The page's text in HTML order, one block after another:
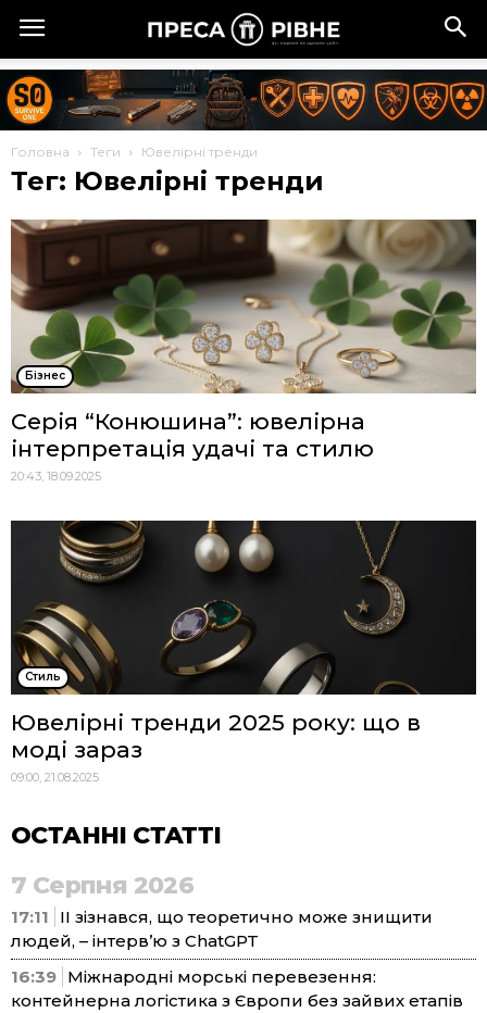
Головна Теги Ювелірні тренди
Тег: Ювелірні тренди
Бізнес
Серія “Конюшина”: ювелірна
інтерпретація удачі та стилю
20:43, 18.09.2025
Стиль
Ювелірні тренди 2025 року: що в
моді зараз
09:00, 21.08.2025
ОСТАННІ СТАТТІ
7 Серпня 2026
17:11
ІІ зізнався, що теоретично може знищити
людей, – інтерв’ю з ChatGPT
16:39 Міжнародні морські перевезення:
контейнерна логістика з Європи без зайвих етапів